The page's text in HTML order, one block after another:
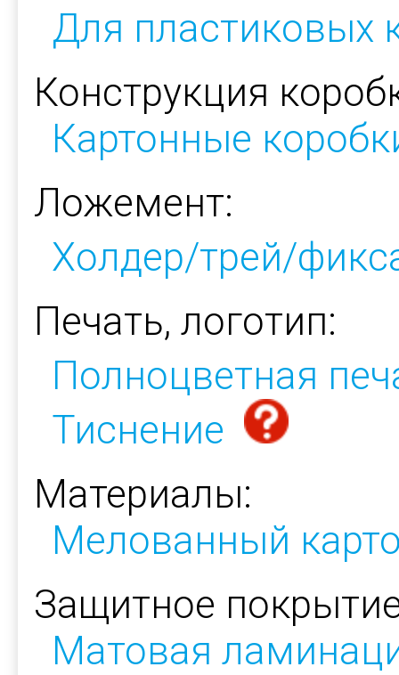
Для пластиковых
Конструкция
Картонные
Ложемент:
Холдер/трей/
Печать, логотип:
Полноцветная
Тиснение
Материалы:
Мелованный
Защитное
Матовая